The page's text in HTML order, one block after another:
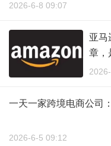
2026-6-8 09:07
亚马
章，
一天一家跨境电商公司
2026-6-5 09:12